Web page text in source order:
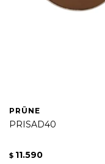
PRÜNE
PRISAD40
$ 11.590